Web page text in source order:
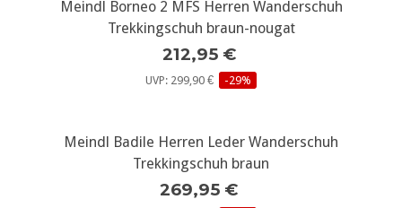
Meindl Borneo 2 MFS Herren Wanderschuh
Trekkingschuh braun-nougat
212,95 €
UVP: 299,90 € -29%
Meindl Badile Herren Leder Wanderschuh
Trekkingschuh braun
269,95 €